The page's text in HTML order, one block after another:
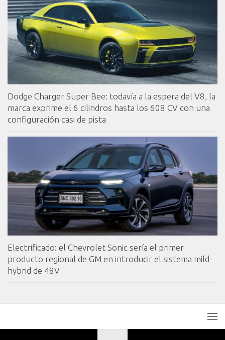
Dodge Charger Super Bee: todavía a la espera del V8, la
marca exprime el 6 cilindros hasta los 608 CV con una
configuración casi de pista
Electrificado: el Chevrolet Sonic sería el primer
producto regional de GM en introducir el sistema mild-
hybrid de 48V